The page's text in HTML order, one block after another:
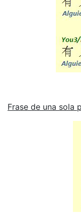
Frase de una sola